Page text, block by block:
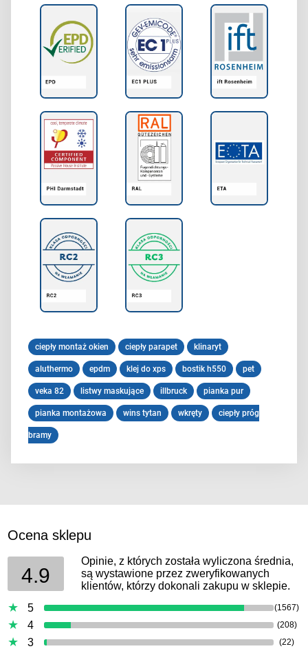
ciepły montaż okien ciepły parapet klinaryt
aluthermo epdm klej do xps bostik h550 pet
veka 82 listwy maskujące illbruck pianka pur
pianka montażowa wins tytan wkręty ciepły próg
bramy
Ocena sklepu
4.9
Opinie, z których została wyliczona średnia,
są wystawione przez zweryfikowanych
klientów, którzy dokonali zakupu w sklepie.
5
(1567)
4 (208)
3 (22)